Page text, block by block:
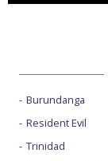
Burundanga
Resident Evil
Trinidad